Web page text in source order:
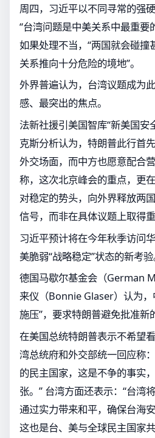
周四，习近平以不同寻常的强
“台湾问题是中美关系中最重要
如果处理不当，“两国就会碰撞
关系推向十分危险的境地”。
外界普遍认为，台湾议题成为
感、最突出的焦点。
法新社援引美国智库“新美国安
克斯分析认为，特朗普此行首
外交场面，而中方也愿意配合
称，这次北京峰会的重点，更
对稳定的势头，向外界释放两
信号，而非在具体议题上取得重
习近平预计将在今年秋季访问
美脆弱“战略稳定”状态的新考验
德国马歇尔基金会（German
来仪（Bonnie Glaser）认为，
施压”，要求特朗普避免批准新
在美国总统特朗普表示不希望
湾总统府和外交部统一回应称
的民主国家，这是不争的事实
张。” 台湾方面还表示：“台湾
通过实力带来和平，确保台海
这也是台、美与全球民主国家